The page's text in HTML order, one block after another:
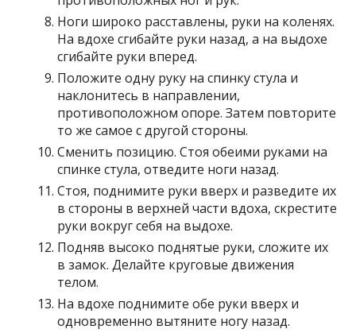
Ноги широко расставлены, руки на коленях.
На вдохе сгибайте руки назад, а на выдохе
сгибайте руки вперед.
Положите одну руку на спинку стула и
наклонитесь в направлении,
противоположном опоре. Затем повторите
то же самое с другой стороны.
Сменить позицию. Стоя обеими руками на
спинке стула, отведите ноги назад.
Стоя, поднимите руки вверх и разведите их
в стороны в верхней части вдоха, скрестите
руки вокруг себя на выдохе.
Подняв высоко поднятые руки, сложите их
в замок. Делайте круговые движения
телом.
На вдохе поднимите обе руки вверх и
одновременно вытяните ногу назад.